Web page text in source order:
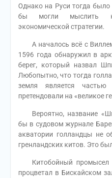
Однако на Руси тогда
бы могли мыслить
экономической стратегии.
А началось всё с
1596 года обнаружил в
берег, который назвал
Любопытно, что тогда
земля является частью
претендовали на «великое
Вероятно, название
бы в судовом журнале
акватории голландцы не
гренландских китов. Это
Китобойный промысел
процветал в Бискайском